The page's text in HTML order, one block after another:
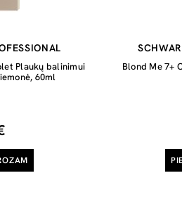
Plaukų balinimui
60ml
Blond Me 7+